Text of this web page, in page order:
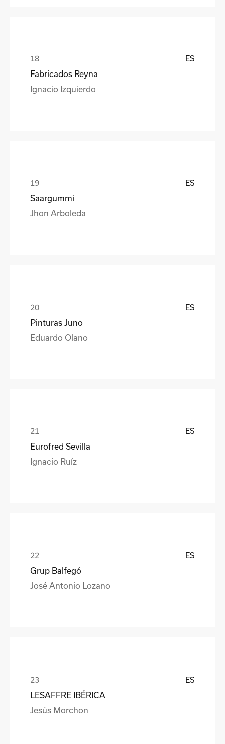
ES
Fabricados Reyna
Ignacio Izquierdo
ES
Saargummi
Jhon Arboleda
ES
Pinturas Juno
Eduardo Olano
ES
Eurofred Sevilla
Ignacio Ruíz
ES
Grup Balfegó
José Antonio Lozano
ES
LESAFFRE IBÉRICA
Jesús Morchon